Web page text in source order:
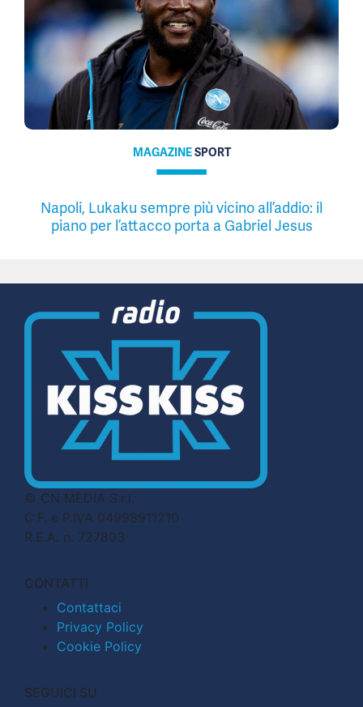
MAGAZINESPORT
Napoli, Lukaku sempre più vicino all’addio: il
piano per l’attacco porta a Gabriel Jesus
© CN MEDIA S.r.l.
C.F. e P.IVA 04998911210
R.E.A. n. 727803
CONTATTI
Contattaci
Privacy Policy
Cookie Policy
SEGUICI SU